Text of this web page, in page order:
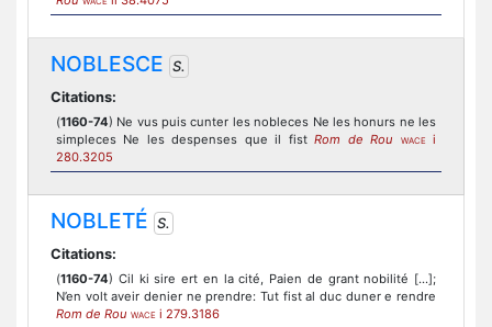
NOBLESCE S.
Citations:
(1160-74) Ne vus puis cunter les nobleces Ne les honurs ne les
simpleces Ne les despenses que il fistRom de Rou WACE
i
280.3205
NOBLETÉ S.
Citations:
(1160-74) Cil ki sire ert en la cité, Paien de grant nobilité [...];
N’en volt aveir denier ne prendre: Tut fist al duc duner e rendre
Rom de Rou WACE i 279.3186